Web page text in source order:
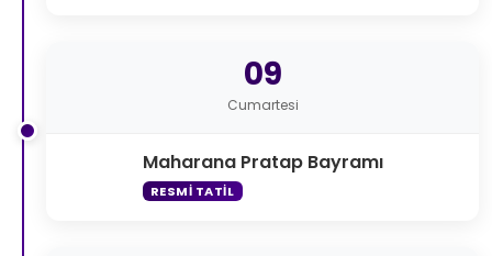
09
Cumartesi
Maharana Pratap Bayramı
RESMI TATIL